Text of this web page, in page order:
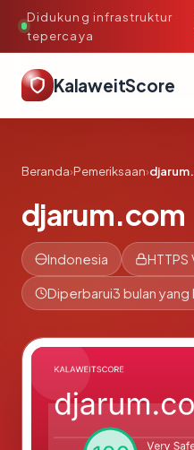
Didukung infrastruktur
tepercaya
KalaweitScore
Beranda›Pemeriksaan›
djarum.com
Indonesia HTTPS
Diperbarui3 bulan yang